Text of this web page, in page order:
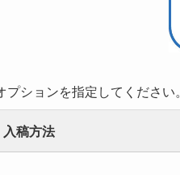
プションを指定してください。
入稿方法